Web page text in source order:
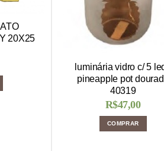
20X25
luminária vidro c/ 5
pineapple pot
40319
R$47,00
COMPRAR